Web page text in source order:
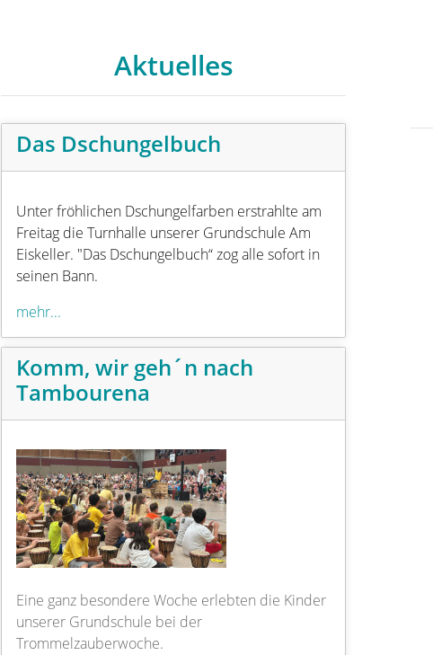
Aktuelles
Das Dschungelbuch
Unter fröhlichen Dschungelfarben erstrahlte am
Freitag die Turnhalle unserer Grundschule Am
Eiskeller. "Das Dschungelbuch“ zog alle sofort in
seinen Bann.
mehr...
Komm, wir geh´n nach
Tambourena
Eine ganz besondere Woche erlebten die Kinder
unserer Grundschule bei der
Trommelzauberwoche.